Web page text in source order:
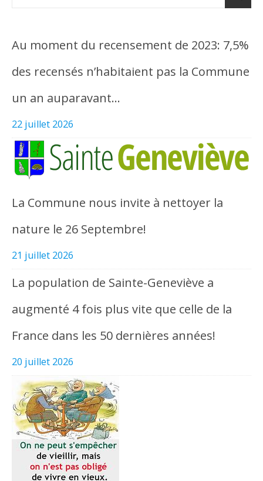
Au moment du recensement de 2023: 7,5%
des recensés n’habitaient pas la Commune
un an auparavant…
22 juillet 2026
La Commune nous invite à nettoyer la
nature le 26 Septembre!
21 juillet 2026
La population de Sainte-Geneviève a
augmenté 4 fois plus vite que celle de la
France dans les 50 dernières années!
20 juillet 2026